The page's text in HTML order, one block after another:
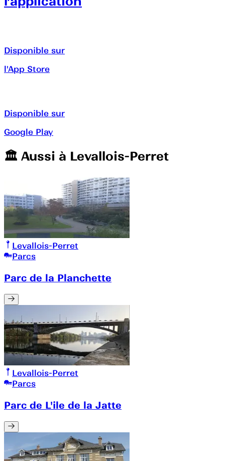
Disponible sur
l'App Store
Disponible sur
Google Play
🏛️️ Aussi à Levallois-Perret
Levallois-Perret
Parcs
Parc de la Planchette
Levallois-Perret
Parcs
Parc de L'ile de la Jatte